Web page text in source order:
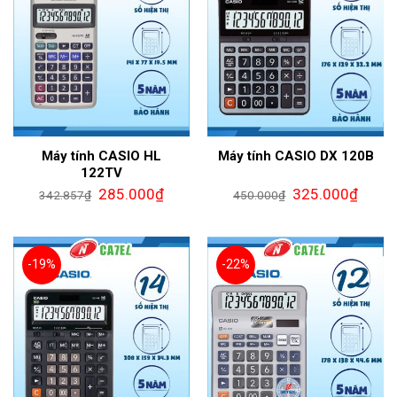
Máy tính CASIO HL
122TV
342.857₫ 285.000₫
Máy tính CASIO DX 120B
450.000₫ 325.000₫
-19% -22%